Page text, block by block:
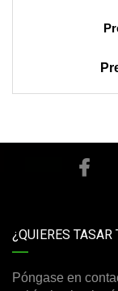
¿QUIERES TASAR
Póngase en